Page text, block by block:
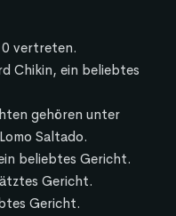
vertreten.
Chikin, ein beliebtes
gehören unter
Saltado.
beliebtes Gericht.
Gericht.
Gericht.